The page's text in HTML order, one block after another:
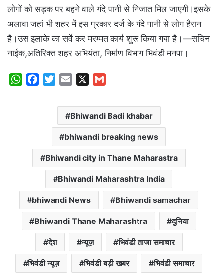
लोगों को सड़क पर बहने वाले गंदे पानी से निजात मिल जाएगी।इसके
अलावा जहां भी शहर में इस प्रकार दर्ज के गंदे पानी से लोग हैरान
है।उस इलाके का सर्वे कर मरम्मत कार्य शुरू किया गया है।—सचिन
नाईक,अतिरिक्त शहर अभियंता, निर्माण विभाग भिवंडी मनपा।
W
o
k
t
r
a
i
l
a
l
Bhiwandi Badi khabar
bhiwandi breaking news
Bhiwandi city in Thane Maharastra
Bhiwandi Maharashtra India
bhiwandi News Bhiwandi samachar
Bhiwandi Thane Maharashtra दुनिया
देश न्यूज़ भिवंडी ताजा समाचार
भिवंडी न्यूज़ भिवंडी बड़ी खबर भिवंडी समाचार